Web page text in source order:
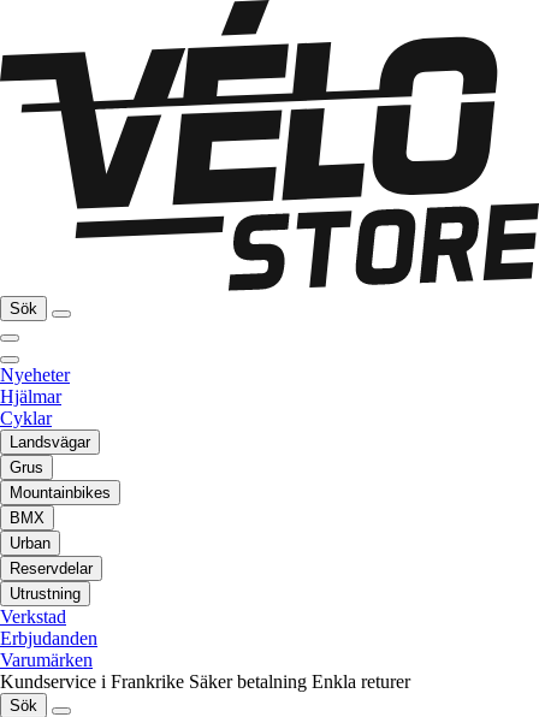
Sök
Nyeheter
Hjälmar
Cyklar
Landsvägar
Grus
Mountainbikes
BMX
Urban
Reservdelar
Utrustning
Verkstad
Erbjudanden
Varumärken
Kundservice i Frankrike Säker betalning Enkla returer
Sök